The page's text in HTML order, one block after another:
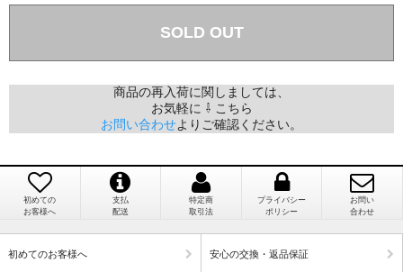
（稀に、通関手続き等に時間がかかり、納期が遅れる
注文のキャンセルは可能ですか？
お取り寄せ商品となっておりますため、仕入先へ発
注後のキャンセルは受け付けかねます。
と（いつの作品など）」
埼玉県 K・I 様 （女性）
「購入してから商品到着までメールを何度か頂
新潟県 A・K 様 （女性）
SOLD OUT
商品の再入荷に関しましては、
お気軽に ⇩ こちら
お問い合わせよりご確認ください。
初めての
お客様へ
支払
配送
特定商
取引法
プライバシー
ポリシー
お問い
合わせ
初めてのお客様へ 安心の交換・返品保証